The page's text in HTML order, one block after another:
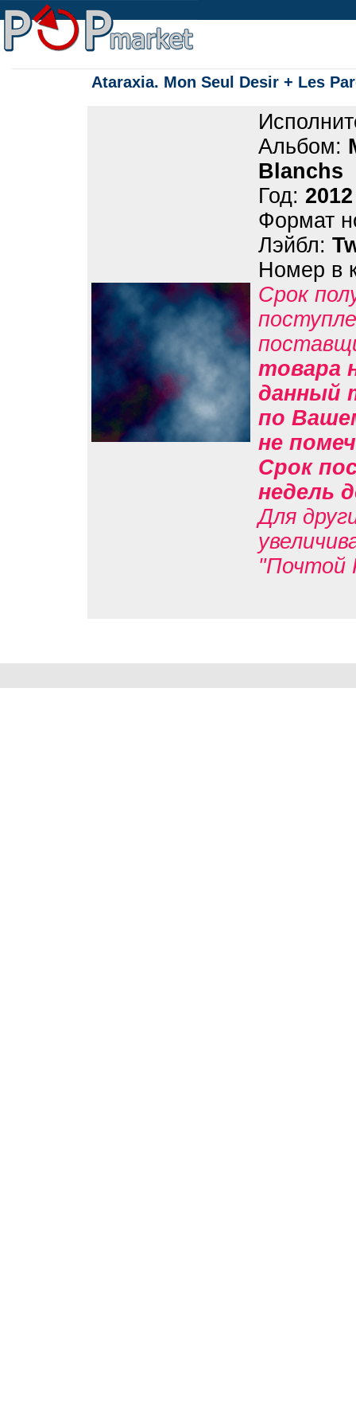
Ataraxia. Mon Seul Desir + Les
Альбом:
Blanchs
Год: 2012
Формат
Лэйбл:
Номер в
Срок
товара
данный
по
не
Срок
недель
Для
"Почтой